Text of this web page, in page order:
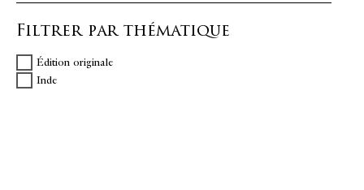
Filtrer par thématique
Édition originale
Inde